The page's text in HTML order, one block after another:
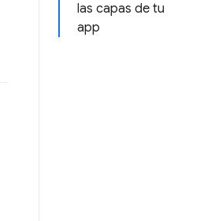
las capas de tu
app